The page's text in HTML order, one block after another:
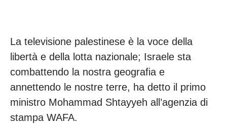
La televisione palestinese è la voce della
libertà e della lotta nazionale; Israele sta
combattendo la nostra geografia e
annettendo le nostre terre, ha detto il primo
ministro Mohammad Shtayyeh all’agenzia di
stampa WAFA.